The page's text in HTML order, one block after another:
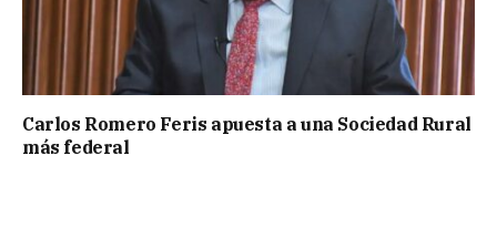
Carlos Romero Feris apuesta a una Sociedad Rural
más federal